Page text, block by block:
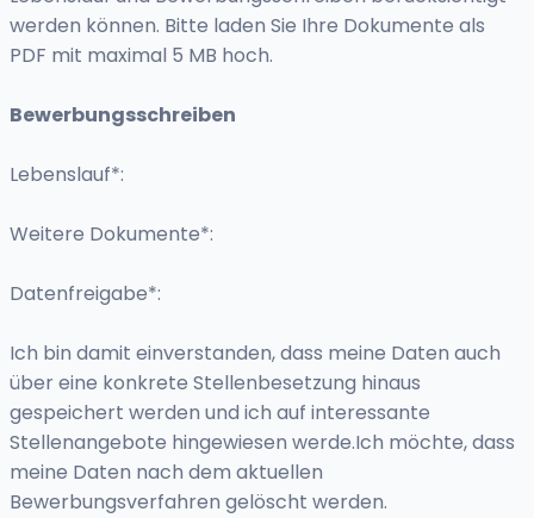
werden können. Bitte laden Sie Ihre Dokumente als
PDF mit maximal 5 MB hoch.
Bewerbungsschreiben
Lebenslauf*:
Weitere Dokumente*:
Datenfreigabe*:
Ich bin damit einverstanden, dass meine Daten auch
über eine konkrete Stellenbesetzung hinaus
gespeichert werden und ich auf interessante
Stellenangebote hingewiesen werde.Ich möchte, dass
meine Daten nach dem aktuellen
Bewerbungsverfahren gelöscht werden.